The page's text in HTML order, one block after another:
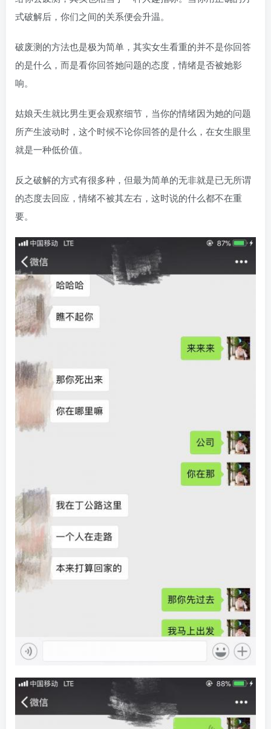
式破解后，你们之间的关系便会升温。
破废测的方法也是极为简单，其实女生看重的并不是你回答
的是什么，而是看你回答她问题的态度，情绪是否被她影
响。
姑娘天生就比男生更会观察细节，当你的情绪因为她的问题
所产生波动时，这个时候不论你回答的是什么，在女生眼里
就是一种低价值。
反之破解的方式有很多种，但最为简单的无非就是已无所谓
的态度去回应，情绪不被其左右，这时说的什么都不在重
要。